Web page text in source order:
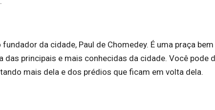
da cidade, Paul de Chomedey. É uma praça bem
principais e mais conhecidas da cidade. Você pode
mais dela e dos prédios que ficam em volta dela.